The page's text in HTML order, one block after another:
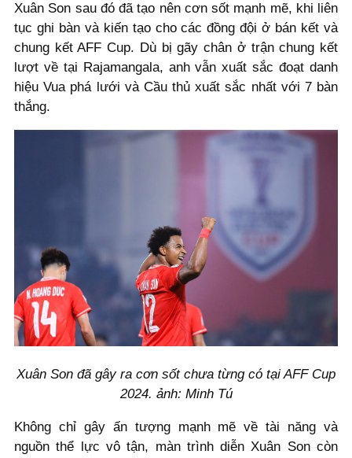
Xuân Son sau đó đã tạo nên cơn sốt mạnh mẽ, khi liên
tục ghi bàn và kiến tạo cho các đồng đội ở bán kết và
chung kết AFF Cup. Dù bị gãy chân ở trận chung kết
lượt về tại Rajamangala, anh vẫn xuất sắc đoạt danh
hiệu Vua phá lưới và Cầu thủ xuất sắc nhất với 7 bàn
thắng.
Xuân Son đã gây ra cơn sốt chưa từng có tại AFF Cup
2024. ảnh: Minh Tú
Không chỉ gây ấn tượng mạnh mẽ về tài năng và
nguồn thể lực vô tận, màn trình diễn Xuân Son còn